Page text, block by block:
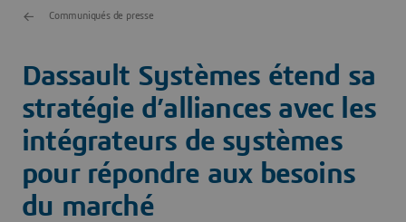
Communiqués de presse
Dassault Systèmes étend sa
stratégie d’alliances avec les
intégrateurs de systèmes
pour répondre aux besoins
du marché